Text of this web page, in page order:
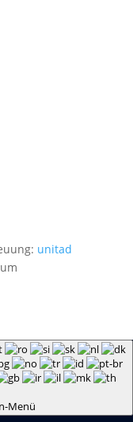
unitad